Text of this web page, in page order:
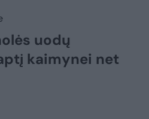
uodų
kaimynei net